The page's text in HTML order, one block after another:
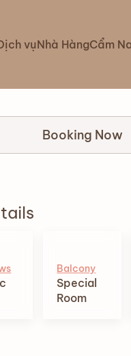
vụNhà HàngCẩm
Booking Now
Balcony
Special
Room